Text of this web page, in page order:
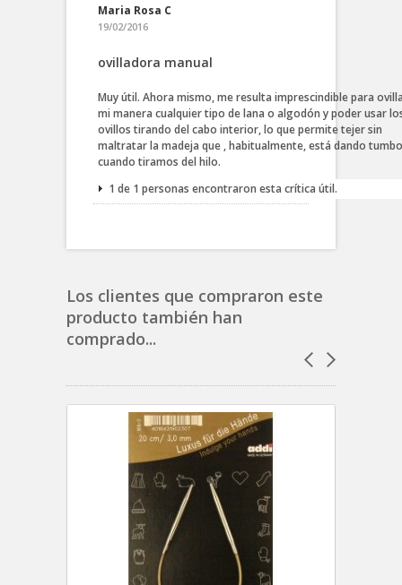
Maria Rosa C
19/02/2016
ovilladora manual
Muy útil. Ahora mismo, me resulta imprescindible para
mi manera cualquier tipo de lana o algodón y poder usar
ovillos tirando del cabo interior, lo que permite tejer sin
maltratar la madeja que , habitualmente, está dando
cuando tiramos del hilo.
1 de 1 personas encontraron esta crítica útil.
Los clientes que compraron este
producto también han
comprado...